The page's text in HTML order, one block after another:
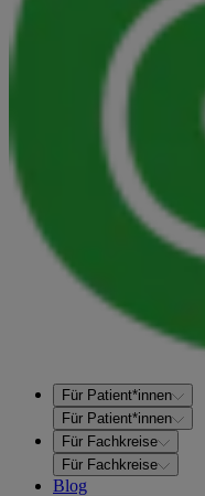
Für Patient*innen
Für Patient*innen
Für Fachkreise
Für Fachkreise
Blog